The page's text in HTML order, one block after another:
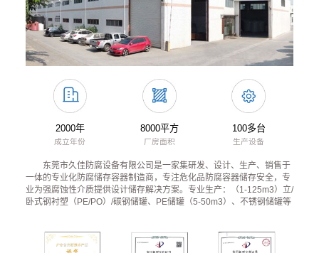
2000年
成立年份
8000平方
厂房面积
100多台
生产设备
东莞市久佳防腐设备有限公司是一家集研发、设计、生产、销售于
一体的专业化防腐储存容器制造商，专注危化品防腐容器储存安全，专
业为强腐蚀性介质提供设计储存解决方案。专业生产：（1-125m3）立/
卧式钢衬塑（PE/PO）/碳钢储罐、PE储罐（5-50m3）、不锈钢储罐等